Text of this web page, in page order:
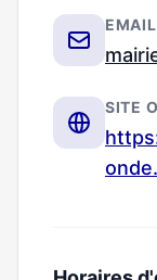
SITE